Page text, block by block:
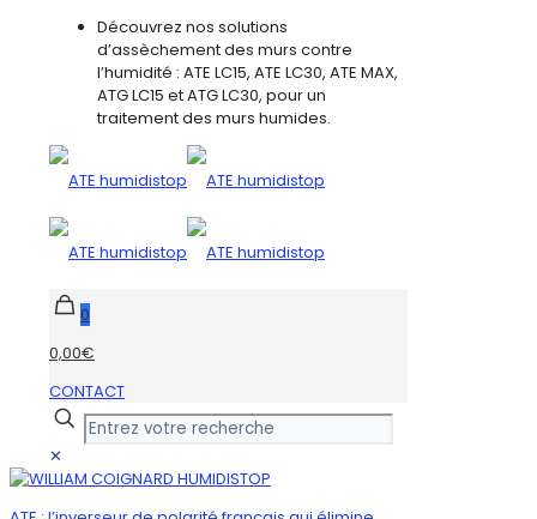
Découvrez nos solutions
d’assèchement des murs contre
l’humidité : ATE LC15, ATE LC30, ATE MAX,
ATG LC15 et ATG LC30, pour un
traitement des murs humides.
0
0,00€
CONTACT
✕